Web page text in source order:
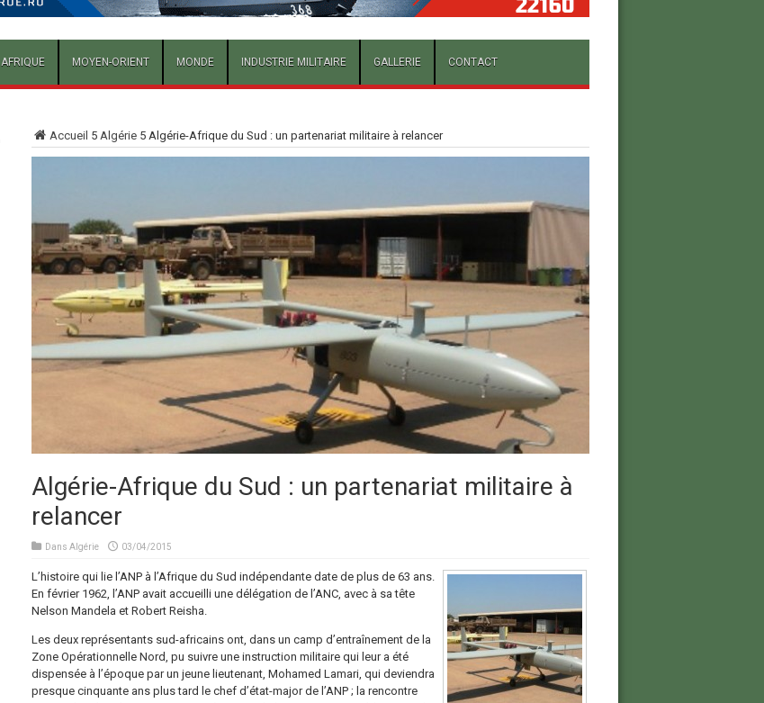
AFRIQUE MOYEN-ORIENT MONDE INDUSTRIE MILITAIRE GALLERIE CONTACT
Accueil 5 Algérie5 Algérie-Afrique du Sud : un partenariat militaire à relancer
Algérie-Afrique du Sud : un partenariat militaire à
relancer
Dans Algérie 03/04/2015
L’histoire qui lie l’ANP à l’Afrique du Sud indépendante date de plus de 63 ans.
En février 1962, l’ANP avait accueilli une délégation de l’ANC, avec à sa tête
Nelson Mandela et Robert Reisha.
Les deux représentants sud-africains ont, dans un camp d’entraînement de la
Zone Opérationnelle Nord, pu suivre une instruction militaire qui leur a été
dispensée à l’époque par un jeune lieutenant, Mohamed Lamari, qui deviendra
presque cinquante ans plus tard le chef d’état-major de l’ANP ; la rencontre